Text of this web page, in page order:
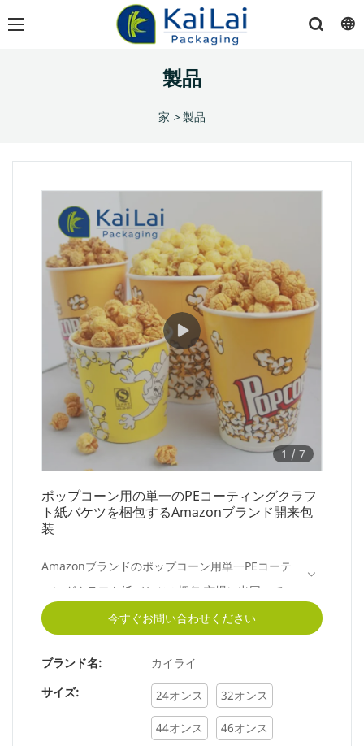
製品
家 > 製品
1 / 7
ポップコーン用の単一のPEコーティングクラフ
ト紙バケツを梱包するAmazonブランド開来包
装
Amazonブランドのポップコーン用単一PEコーテ
ィングクラフト紙バケツの梱包 市場に出回ってい
る同様の製品と比較して、性能、品質、外観など
の点で比類のない優れた利点があり、市場で高い
評価を得ています.KaiLai Packagingは欠陥を要約
しています過去の製品の改良を継続的に行ってい
ます。ポップコーン用のAmazonブランドのシン
グルPEコーティングクラフト紙バケツの仕様は、
今すぐお問い合わせください
ブランド名:
カイライ
サイズ:
24オンス 32オンス
44オンス 46オンス